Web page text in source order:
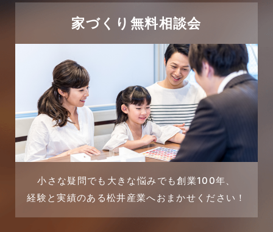
太陽光発電活用事例
市民リフォームサービス
店舗・テナント施工事例
戸建賃貸住宅活用事例
採用情報
2023年12月
2023年11月
2023年10月
2023年9月
2023年7月
家づくり無料相談会
小さな疑問でも大きな悩みでも創業100年、
経験と実績のある松井産業へおまかせください！